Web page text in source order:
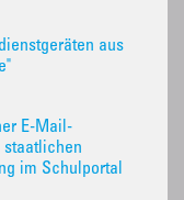
aus
E-Mail-
staatlichen
im Schulportal